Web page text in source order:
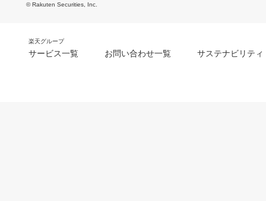
© Rakuten Securities, Inc.
楽天グループ
サービス一覧 お問い合わせ一覧 サステナビリティ